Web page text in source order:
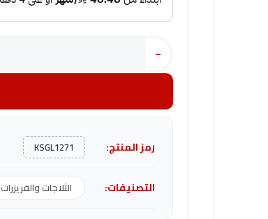
-
رمز المنتج: KSGL1271
التصنيفات: الثلاجات والفريزرات